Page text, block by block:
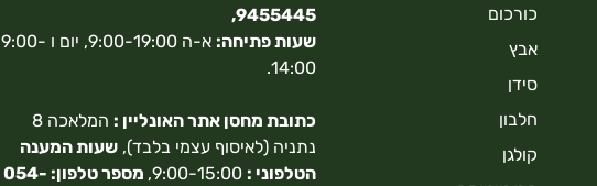
כורכום
אבץ
סידן
חלבון
קולגן
9455445,
שעות פתיחה:
א-ה 9:00-19:00, יום ו 9:00-
14:00.
כתובת מחסן אתר האונליין :
המלאכה 8
נתניה (לאיסוף עצמי בלבד),שעות המענה
הטלפוני : 9:00-15:00, מספר טלפון: 054-